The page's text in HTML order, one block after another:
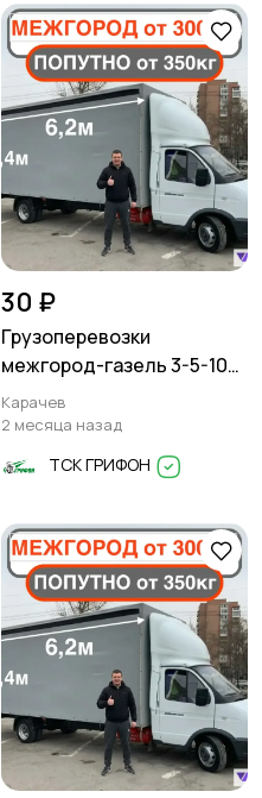
30 ₽
Грузоперевозки
межгород-газель 3-5-10
тонн
Карачев
2 месяца назад
ТСК ГРИФОН